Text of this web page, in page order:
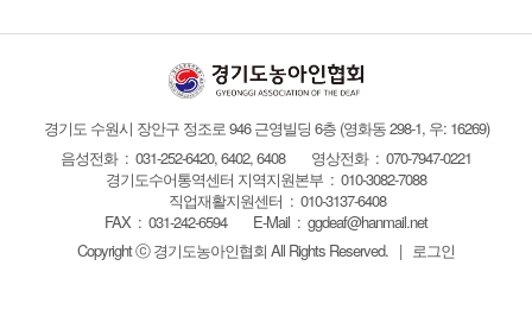
경기도 수원시 장안구 정조로 946 근영빌딩 6층 (영화동 298-1, 우: 16269)
음성전화 : 031-252-6420, 6402, 6408
영상전화 : 070-7947-0221
경기도수어통역센터 지역지원본부 : 010-3082-7088
직업재활지원센터 : 010-3137-6408
FAX : 031-242-6594 E-Mail :ggdeaf@hanmail.net
Copyright ⓒ 경기도농아인협회 All Rights Reserved. | 로그인